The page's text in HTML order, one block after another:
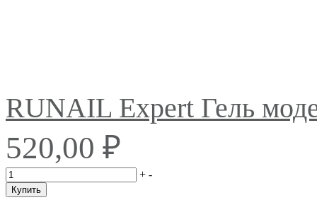
RUNAIL Expert Гель
520,00 ₽
+ -
Купить